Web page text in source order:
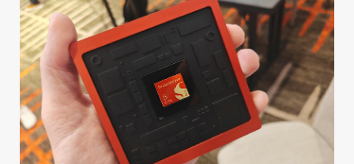
HINTA.FI
KAUPPA
VAIHDA TEEMA
HAKU